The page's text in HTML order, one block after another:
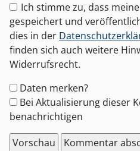
Ich stimme zu, dass
gespeichert und
dies in der
finden sich auch weitere
Widerrufsrecht.
Formular-
Optionen
Daten merken?
Bei Aktualisierung dieser
benachrichtigen